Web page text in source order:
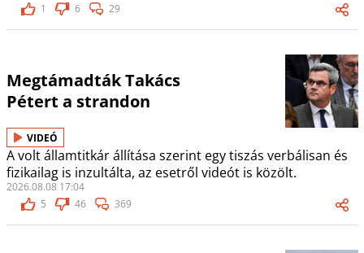
1
6 29
Megtámadták Takács
Pétert a strandon
VIDEÓ
A volt államtitkár állítása szerint egy tiszás verbálisan és
fizikailag is inzultálta, az esetről videót is közölt.
2026.08.08 17:04
5
46 369